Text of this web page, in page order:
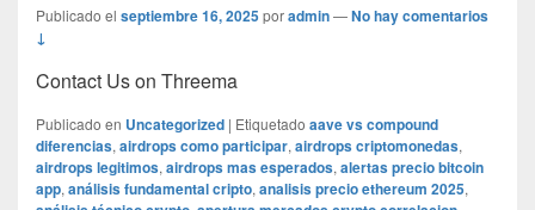
Publicado el septiembre 16, 2025poradmin—No hay comentarios
↓
Contact Us on Threema
Publicado en Uncategorized | Etiquetado aave vs compound
diferencias, airdrops como participar, airdrops criptomonedas,
airdrops legitimos, airdrops mas esperados, alertas precio bitcoin
app, análisis fundamental cripto, analisis precio ethereum 2025,